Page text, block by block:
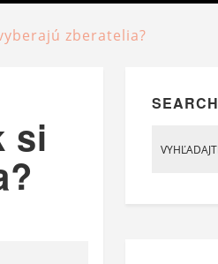
zberatelia?
si
SEARCH